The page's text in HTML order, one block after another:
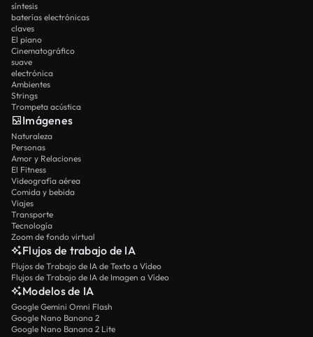
síntesis
baterías electrónicas
claves
El piano
Cinematográfico
suave
electrónica
Ambientes
Strings
Trompeta acústica
Imágenes
Naturaleza
Personas
Amor y Relaciones
El Fitness
Videografía aérea
Comida y bebida
Viajes
Transporte
Tecnología
Zoom de fondo virtual
Flujos de trabajo de IA
Flujos de Trabajo de IA de Texto a Vídeo
Flujos de Trabajo de IA de Imagen a Vídeo
Modelos de IA
Google Gemini Omni Flash
Google Nano Banana 2
Google Nano Banana 2 Lite